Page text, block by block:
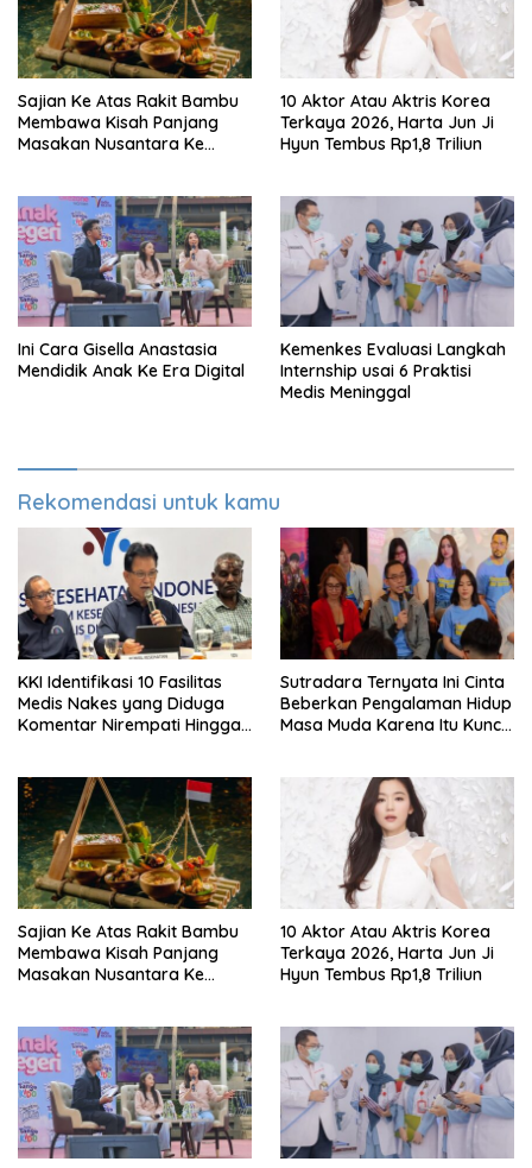
Sajian Ke Atas Rakit Bambu
Membawa Kisah Panjang
Masakan Nusantara Ke
10 Aktor Atau Aktris Korea
Terkaya 2026, Harta Jun Ji
Hyun Tembus Rp1,8 Triliun
Ini Cara Gisella Anastasia
Mendidik Anak Ke Era Digital
Kemenkes Evaluasi Langkah
Internship usai 6 Praktisi
Medis Meninggal
Rekomendasi untuk kamu
KKI Identifikasi 10 Fasilitas
Medis Nakes yang Diduga
Komentar Nirempati Hingga
Sutradara Ternyata Ini Cinta
Beberkan Pengalaman Hidup
Masa Muda Karena Itu Kunci
Sajian Ke Atas Rakit Bambu
Membawa Kisah Panjang
Masakan Nusantara Ke
10 Aktor Atau Aktris Korea
Terkaya 2026, Harta Jun Ji
Hyun Tembus Rp1,8 Triliun